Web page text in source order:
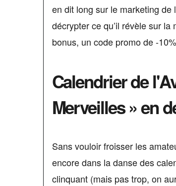
en dit long sur le marketing
décrypter ce qu’il révèle sur
bonus, un code promo de -
Calendrier de
Merveilles » en
Sans vouloir froisser les
encore dans la danse des
clinquant (mais pas trop, on